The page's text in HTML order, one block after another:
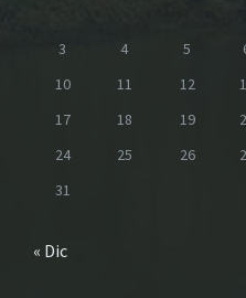
3
4 5
10
11 12
17
18 19
24
25 26
31
« Dic